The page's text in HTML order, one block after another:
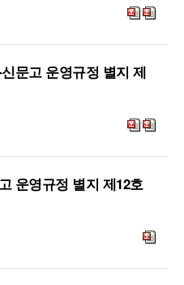
문고 운영규정 별지 제
운영규정 별지 제12호